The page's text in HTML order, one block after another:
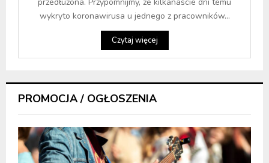
przedłużona. Przypomnijmy, że kilkanaście dni temu
wykryto koronawirusa u jednego z pracowników...
Czytaj więcej
PROMOCJA / OGŁOSZENIA